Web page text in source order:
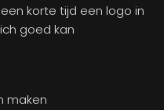
korte tijd een logo in
goed kan